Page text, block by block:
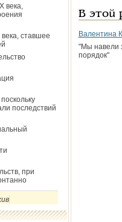
века,
ставшее
последствий
при
В этой
Валентина
"Мы навели
порядок"